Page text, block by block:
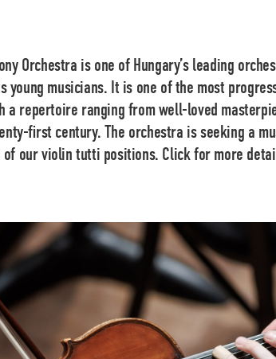
Orchestra is one of Hungary’s leading
young musicians. It is one of the most
a repertoire ranging from well-loved
first century.
The orchestra is seeking a
our violin tutti positions. Click for more